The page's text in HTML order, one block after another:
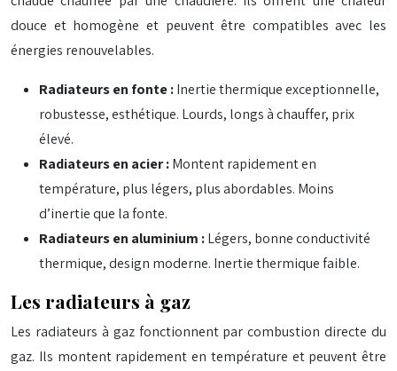
douce et homogène et peuvent être compatibles avec les
énergies renouvelables.
Radiateurs en fonte :Inertie thermique exceptionnelle,
robustesse, esthétique. Lourds, longs à chauffer, prix
élevé.
Radiateurs en acier :Montent rapidement en
température, plus légers, plus abordables. Moins
d’inertie que la fonte.
Radiateurs en aluminium :Légers, bonne conductivité
thermique, design moderne. Inertie thermique faible.
Les radiateurs à gaz
Les radiateurs à gaz fonctionnent par combustion directe du
gaz. Ils montent rapidement en température et peuvent être